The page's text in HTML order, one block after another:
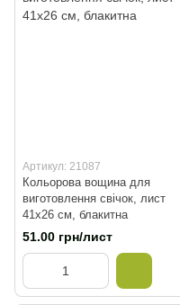
Артикул: 21087
Кольорова вощина для
виготовлення свічок, лист
41х26 см, блакитна
51.00 грн/лист